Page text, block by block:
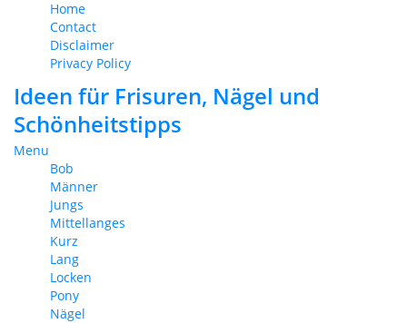
Home
Contact
Disclaimer
Privacy Policy
Ideen für Frisuren, Nägel und
Schönheitstipps
Menu
Bob
Männer
Jungs
Mittellanges
Kurz
Lang
Locken
Pony
Nägel